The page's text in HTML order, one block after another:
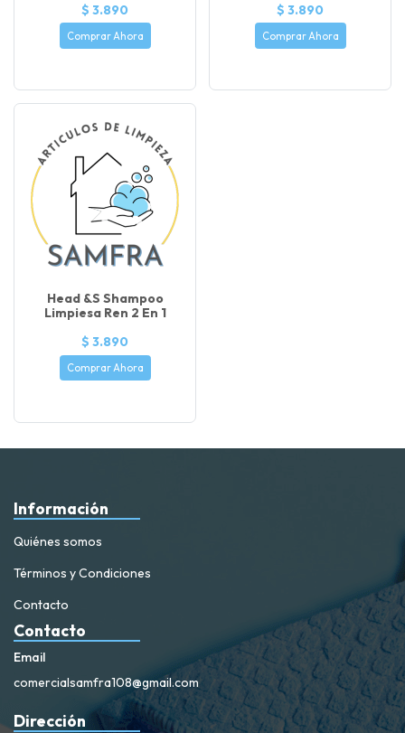
$ 3.890
Comprar Ahora
$ 3.890
Comprar Ahora
Head &s Shampoo
Limpiesa Ren 2 En 1
$ 3.890
Comprar Ahora
Información
Quiénes somos
Términos y Condiciones
Contacto
Contacto
Email
comercialsamfra108@gmail.com
Dirección